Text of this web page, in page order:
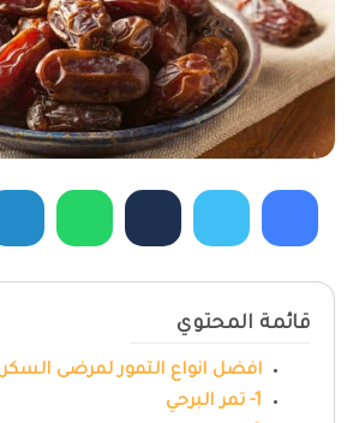
قائمة المحتوي
افضل انواع التمور لمرضى السكر
1- تمر البرحي